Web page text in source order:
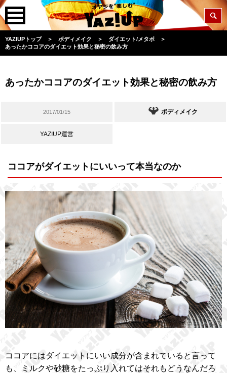
YAZIUPトップ ＞ ボディメイク ＞ ダイエット/メタボ
＞
あったかココアのダイエット効果と秘密の飲み方
あったかココアのダイエット効果と秘密の飲み方
2017/01/15 ボディメイク
YAZIUP運営
ココアがダイエットにいいって本当なのか
ココアにはダイエットにいい成分が含まれていると言って
も、ミルクや砂糖をたっぷり入れてはそれもどうなんだろ